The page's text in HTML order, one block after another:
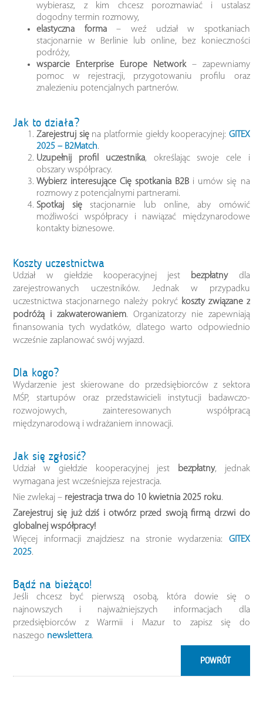
wybierasz, z kim chcesz porozmawiać i ustalasz
dogodny termin rozmowy,
elastyczna forma– weź udział w spotkaniach
stacjonarnie w Berlinie lub online, bez konieczności
podróży,
wsparcie Enterprise Europe Network – zapewniamy
pomoc w rejestracji, przygotowaniu profilu oraz
znalezieniu potencjalnych partnerów.
Jak to działa?
Zarejestruj sięna platformie giełdy kooperacyjnej: GITEX
2025 – B2Match.
Uzupełnij profil uczestnika, określając swoje cele i
obszary współpracy.
Wybierz interesujące Cię spotkania B2B i umów się na
rozmowy z potencjalnymi partnerami.
Spotkaj sięstacjonarnie lub online, aby omówić
możliwości współpracy i nawiązać międzynarodowe
kontakty biznesowe.
Koszty uczestnictwa
Udział w giełdzie kooperacyjnej jest bezpłatnydla
zarejestrowanych uczestników. Jednak w przypadku
uczestnictwa stacjonarnego należy pokryć koszty związane z
podróżą i zakwaterowaniem. Organizatorzy nie zapewniają
finansowania tych wydatków, dlatego warto odpowiednio
wcześnie zaplanować swój wyjazd.
Dla kogo?
Wydarzenie jest skierowane do przedsiębiorców z sektora
MŚP, startupów oraz przedstawicieli instytucji badawczo-
rozwojowych, zainteresowanych współpracą
międzynarodową i wdrażaniem innowacji.
Jak się zgłosić?
Udział w giełdzie kooperacyjnej jest bezpłatny, jednak
wymagana jest wcześniejsza rejestracja.
Nie zwlekaj – rejestracja trwa do 10 kwietnia 2025 roku.
Zarejestruj się już dziś i otwórz przed swoją firmą drzwi do
globalnej współpracy!
Więcej informacji znajdziesz na stronie wydarzenia: GITEX
2025.
Bądź na bieżąco!
Jeśli chcesz być pierwszą osobą, która dowie się o
najnowszych i najważniejszych informacjach dla
przedsiębiorców z Warmii i Mazur to zapisz się do
naszego newslettera.
POWRÓT